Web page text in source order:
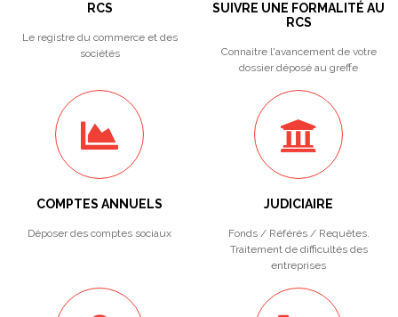
RCS
Le registre du commerce et des
sociétés
SUIVRE UNE FORMALITÉ AU
RCS
Connaitre l'avancement de votre
dossier déposé au greffe
COMPTES ANNUELS
Déposer des comptes sociaux
JUDICIAIRE
Fonds / Référés / Requêtes.
Traitement de difficultés des
entreprises